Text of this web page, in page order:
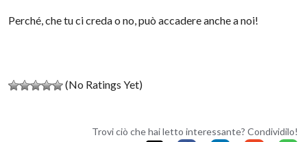
Perché, che tu ci creda o no, può accadere anche a noi!
(No Ratings Yet)
Trovi ciò che hai letto interessante? Condividilo!